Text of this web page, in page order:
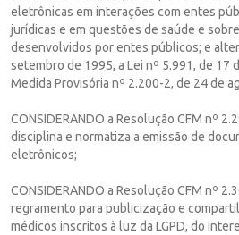
eletrônicas em interações com entes
jurídicas e em questões de saúde e
desenvolvidos por entes públicos; e
setembro de 1995, a Lei nº 5.991, de 17
Medida Provisória nº 2.200-2, de 24 de
CONSIDERANDO a Resolução CFM nº
disciplina e normatiza a emissão de
eletrônicos;
CONSIDERANDO a Resolução CFM nº
regramento para publicização e
médicos inscritos à luz da LGPD, do